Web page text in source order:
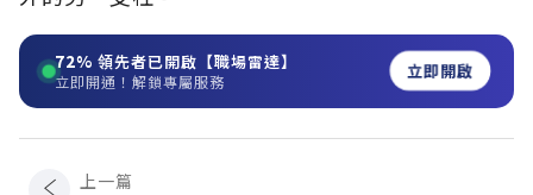
72% 領先者已開啟【職場雷達】
立即開通！解鎖專屬服務 立即開啟
上一篇